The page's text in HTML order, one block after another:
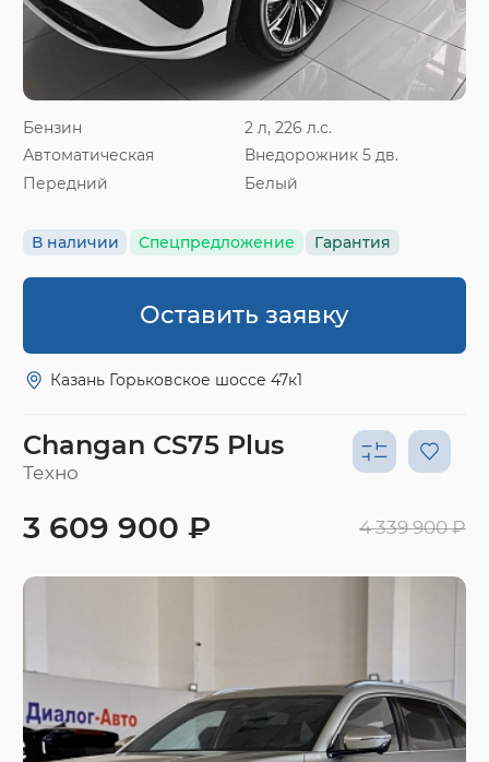
Бензин
2 л, 226 л.с.
Автоматическая
Внедорожник 5 дв.
Передний
Белый
В наличии Спецпредложение Гарантия
Оставить заявку
Казань Горьковское шоссе 47к1
Changan CS75 Plus
Техно
3 609 900 ₽ 4 339 900 ₽